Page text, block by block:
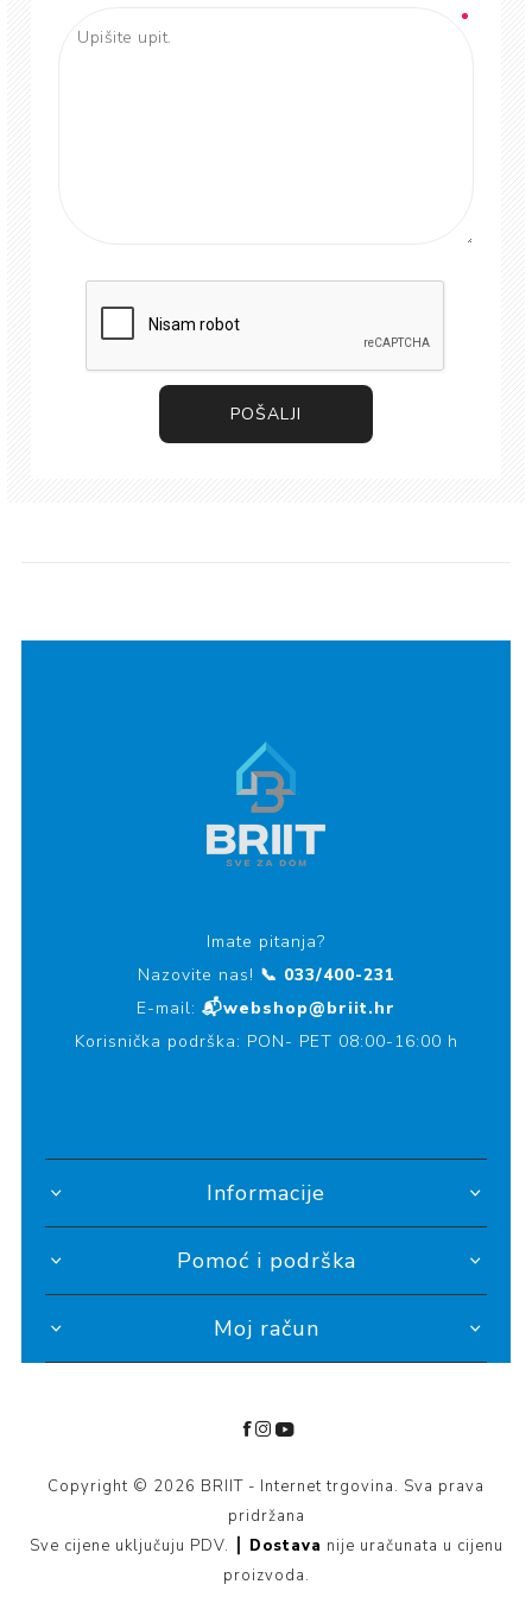
POŠALJI
Imate pitanja?
Nazovite nas! 📞 033/400-231
E-mail: 📬webshop@briit.hr
Korisnička podrška: PON- PET 08:00-16:00 h
Informacije
Pomoć i podrška
Moj račun
Copyright © 2026 BRIIT - Internet trgovina. Sva prava
pridržana
Sve cijene uključuju PDV. ┃ Dostava nije uračunata u cijenu
proizvoda.